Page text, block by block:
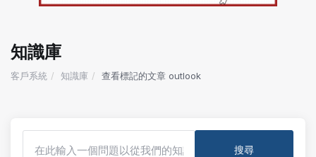
知識庫
客戶系統 知識庫 查看標記的文章 outlook